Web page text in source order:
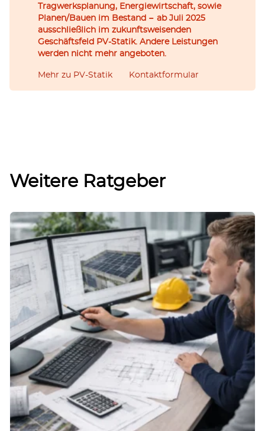
Tragwerksplanung, Energiewirtschaft, sowie
Planen/Bauen im Bestand − ab Juli 2025
ausschließlich im zukunftsweisenden
Geschäftsfeld PV-Statik. Andere Leistungen
werden nicht mehr angeboten.
Mehr zu PV-Statik Kontaktformular
Weitere Ratgeber